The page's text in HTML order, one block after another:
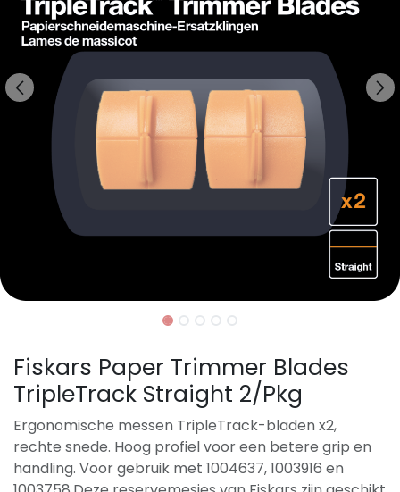
Fiskars Paper Trimmer Blades
TripleTrack Straight 2/Pkg
Ergonomische messen TripleTrack-bladen x2,
rechte snede. Hoog profiel voor een betere grip en
handling. Voor gebruik met 1004637, 1003916 en